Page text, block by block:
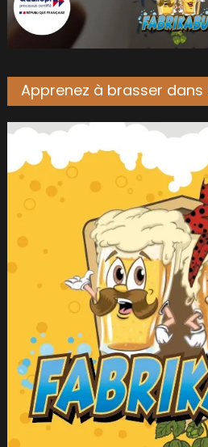
Apprenez à brasser dans